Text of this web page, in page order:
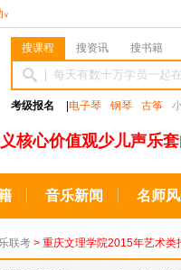
∨
搜课程 搜资讯 搜书籍
考级报名 电子琴 钢琴 古筝
核心价值观少儿声乐
音乐新闻 名师
联考 > 重庆文理学院2015年艺术类